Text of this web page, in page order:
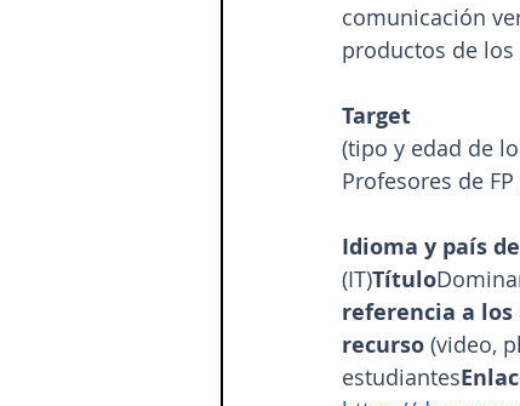
comunicación
productos de
Target
(tipo y edad de
Profesores de
Idioma y país
(IT)Título
referencia a
recurso (video,
estudiantes